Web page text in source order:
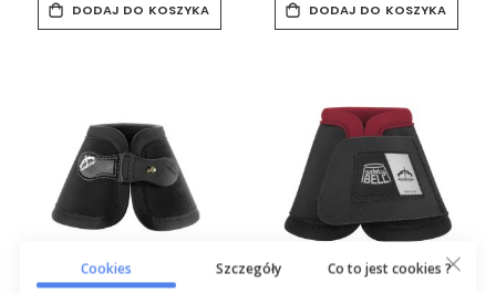
DODAJ DO KOSZYKA DODAJ DO KOSZYKA
Cookies Szczegóły Co to jest cookies ?